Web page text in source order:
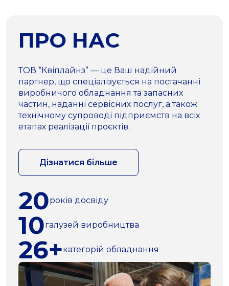
ПРО НАС
ТОВ “Квіплайнз” — це Ваш надійний
партнер, що спеціалізується на постачанні
виробничого обладнання та запасних
частин, наданні сервісних послуг, а також
технічному супроводі підприємств на всіх
етапах реалізації проєктів.
Дізнатися більше
20років досвіду
10галузей виробництва
26+категорій обладнання